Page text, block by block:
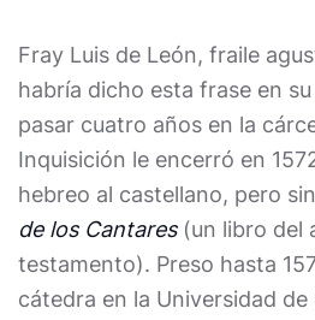
Fray Luis de León, fraile
habría dicho esta frase en
pasar cuatro años en la
Inquisición le encerró en
hebreo al castellano, pero
de los Cantares(un libro del
testamento). Preso hasta
cátedra en la Universidad de